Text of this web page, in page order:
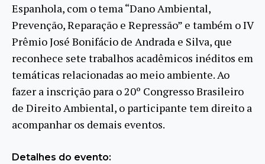
Espanhola, com o tema “Dano Ambiental,
Prevenção, Reparação e Repressão” e também o IV
Prêmio José Bonifácio de Andrada e Silva, que
reconhece sete trabalhos acadêmicos inéditos em
temáticas relacionadas ao meio ambiente. Ao
fazer a inscrição para o 20º Congresso Brasileiro
de Direito Ambiental, o participante tem direito a
acompanhar os demais eventos.
Detalhes do evento: